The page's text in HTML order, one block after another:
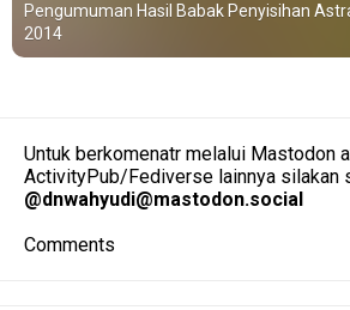
Pengumuman Hasil Babak Penyisihan
2014
Untuk berkomenatr melalui Mastodon
ActivityPub/Fediverse lainnya silakan
@dnwahyudi@mastodon.social
Comments